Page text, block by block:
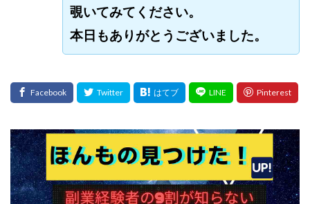
覗いてみてください。
本日もありがとうございました。
ほったらかしFX運営事務局
マイリスト(My List)